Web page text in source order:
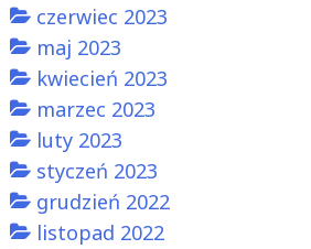
czerwiec 2023
maj 2023
kwiecień 2023
marzec 2023
luty 2023
styczeń 2023
grudzień 2022
listopad 2022